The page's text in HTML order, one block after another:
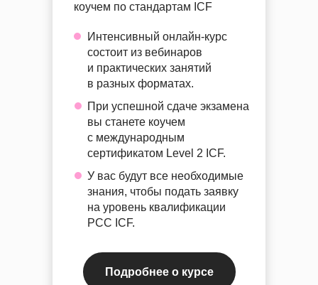
коучем по стандартам ICF
Подробнее о курсе
Интенсивный онлайн-курс
состоит из вебинаров
и практических занятий
в разных форматах.
При успешной сдаче экзамена
вы станете коучем
с международным
сертификатом Level 2 ICF.
У вас будут все необходимые
знания, чтобы подать заявку
на уровень квалификации
PCC ICF.